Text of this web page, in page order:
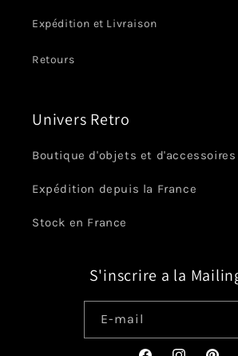
Expédition et Livraison
Retours
Univers Retro
Boutique d'objets et d'accessoires
Expédition depuis la France
Stock en France
S'inscrire a la
E-mail